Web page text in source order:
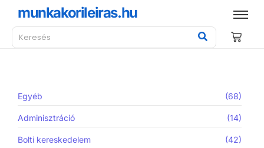
munkakorileiras.hu
Egyéb (68)
Adminisztráció (14)
Bolti kereskedelem (42)